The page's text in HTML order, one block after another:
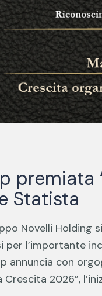
premiata
Statista
Novelli Holding
per l’importante
annuncia con
Crescita 2026”,